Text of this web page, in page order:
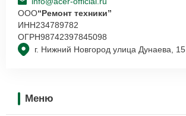
г. Нижний Новгород улица Дунаева, 15
ООО“Ремонт техники”
ИНН234789782
ОГРН98742397845098
Меню